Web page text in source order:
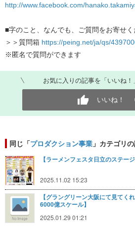
http://www.facebook.com/
■字のこと、なんでも、ご質問をお寄せ
＞＞質問箱 https://peing.net/ja/qs/
※匿名で質問ができます
お気に入りの記事を「いいね！
いいね！
同じ「プロダクション事業 」カテゴリ
【ラーメンフェスタ日立のステージ
2025.11.02 15:23
【グラングリーン大阪にて見てく
6000億スケール】
2025.01.29 01:21